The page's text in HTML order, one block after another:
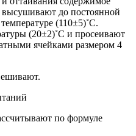
до постоянной
(110±5)˚С.
(20±2)˚С и просеивают
ячейками размером 4
по формуле